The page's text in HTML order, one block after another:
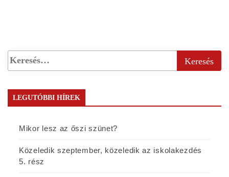
LEGUTÓBBI HÍREK
Mikor lesz az őszi szünet?
Közeledik szeptember, közeledik az iskolakezdés
5. rész